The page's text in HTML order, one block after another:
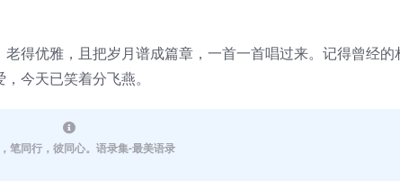
优雅，且把岁月谱成篇章，一首一首唱过来。记得曾经的
，今天已笑着分飞燕。
笔同行，彼同心。语录集-最美语录